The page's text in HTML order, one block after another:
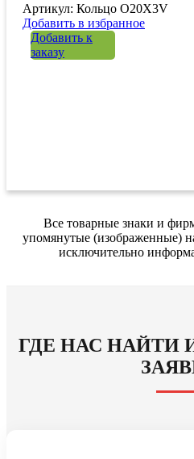
Артикул: Кольцо O20X3V
Добавить в избранное
Добавить к
заказу
Все товарные знаки и
упомянутые (изображенные)
исключительно
ГДЕ НАС НАЙТИ